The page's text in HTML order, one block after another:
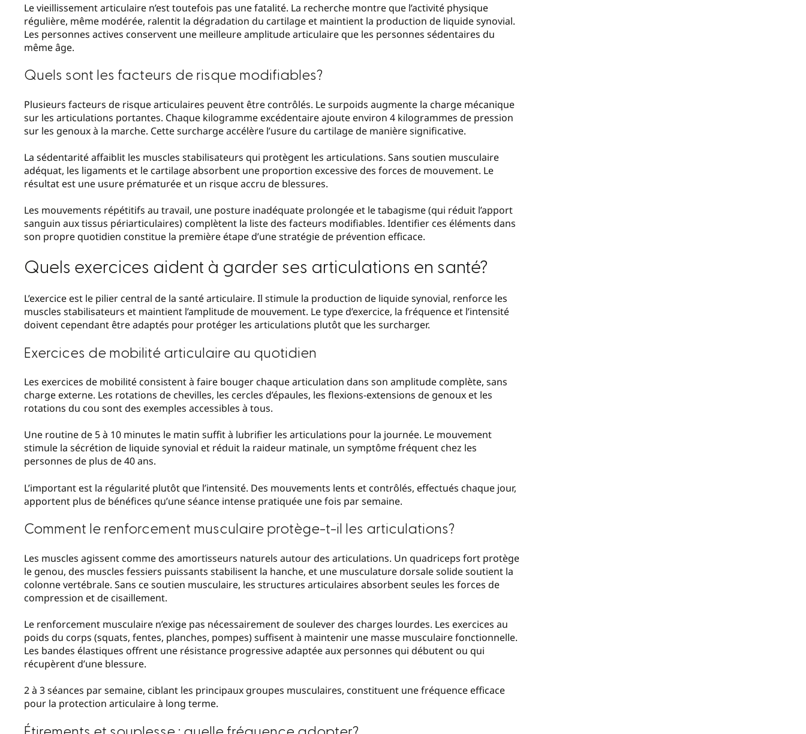
Le vieillissement articulaire n’est toutefois pas une fatalité. La recherche montre que l’activité physique
régulière, même modérée, ralentit la dégradation du cartilage et maintient la production de liquide synovial.
Les personnes actives conservent une meilleure amplitude articulaire que les personnes sédentaires du
même âge.
Quels sont les facteurs de risque modifiables?
Plusieurs facteurs de risque articulaires peuvent être contrôlés. Le surpoids augmente la charge mécanique
sur les articulations portantes. Chaque kilogramme excédentaire ajoute environ 4 kilogrammes de pression
sur les genoux à la marche. Cette surcharge accélère l’usure du cartilage de manière significative.
La sédentarité affaiblit les muscles stabilisateurs qui protègent les articulations. Sans soutien musculaire
adéquat, les ligaments et le cartilage absorbent une proportion excessive des forces de mouvement. Le
résultat est une usure prématurée et un risque accru de blessures.
Les mouvements répétitifs au travail, une posture inadéquate prolongée et le tabagisme (qui réduit l’apport
sanguin aux tissus périarticulaires) complètent la liste des facteurs modifiables. Identifier ces éléments dans
son propre quotidien constitue la première étape d’une stratégie de prévention efficace.
Quels exercices aident à garder ses articulations en santé?
L’exercice est le pilier central de la santé articulaire. Il stimule la production de liquide synovial, renforce les
muscles stabilisateurs et maintient l’amplitude de mouvement. Le type d’exercice, la fréquence et l’intensité
doivent cependant être adaptés pour protéger les articulations plutôt que les surcharger.
Exercices de mobilité articulaire au quotidien
Les exercices de mobilité consistent à faire bouger chaque articulation dans son amplitude complète, sans
charge externe. Les rotations de chevilles, les cercles d’épaules, les flexions-extensions de genoux et les
rotations du cou sont des exemples accessibles à tous.
Une routine de 5 à 10 minutes le matin suffit à lubrifier les articulations pour la journée. Le mouvement
stimule la sécrétion de liquide synovial et réduit la raideur matinale, un symptôme fréquent chez les
personnes de plus de 40 ans.
L’important est la régularité plutôt que l’intensité. Des mouvements lents et contrôlés, effectués chaque jour,
apportent plus de bénéfices qu’une séance intense pratiquée une fois par semaine.
Comment le renforcement musculaire protège-t-il les articulations?
Les muscles agissent comme des amortisseurs naturels autour des articulations. Un quadriceps fort protège
le genou, des muscles fessiers puissants stabilisent la hanche, et une musculature dorsale solide soutient la
colonne vertébrale. Sans ce soutien musculaire, les structures articulaires absorbent seules les forces de
compression et de cisaillement.
Le renforcement musculaire n’exige pas nécessairement de soulever des charges lourdes. Les exercices au
poids du corps (squats, fentes, planches, pompes) suffisent à maintenir une masse musculaire fonctionnelle.
Les bandes élastiques offrent une résistance progressive adaptée aux personnes qui débutent ou qui
récupèrent d’une blessure.
2 à 3 séances par semaine, ciblant les principaux groupes musculaires, constituent une fréquence efficace
pour la protection articulaire à long terme.